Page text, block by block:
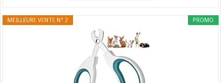
PROMO
MEILLEURE VENTE N° 2